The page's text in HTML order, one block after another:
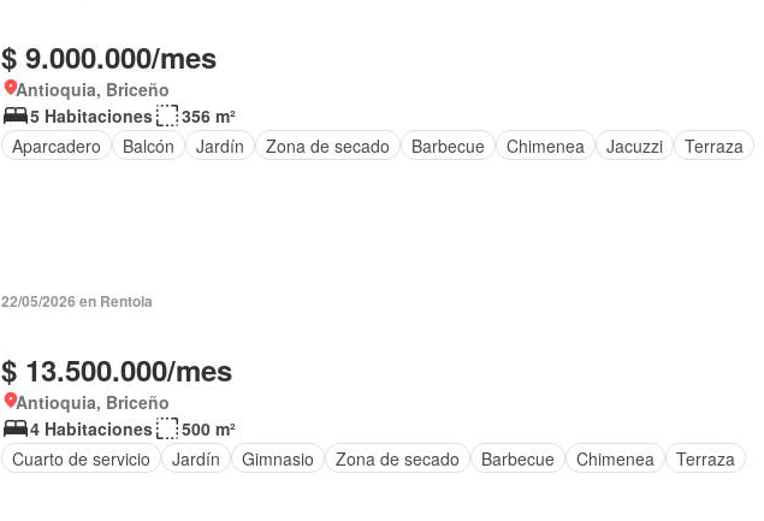
$ 9.000.000/mes
Antioquia, Briceño
5 Habitaciones
356 m²
Aparcadero
Balcón Jardín Zona de secado Barbecue Chimenea Jacuzzi Terraza
22/05/2026 en Rentola
$ 13.500.000/mes
Antioquia, Briceño
4 Habitaciones
500 m²
Cuarto de servicio
Jardín Gimnasio Zona de secado Barbecue Chimenea Terraza